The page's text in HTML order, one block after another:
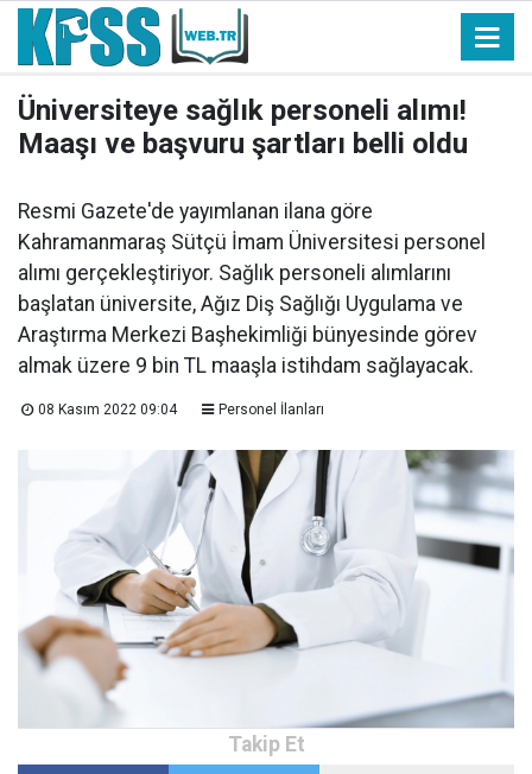
Üniversiteye sağlık personeli alımı!
Maaşı ve başvuru şartları belli oldu
Resmi Gazete'de yayımlanan ilana göre
Kahramanmaraş Sütçü İmam Üniversitesi personel
alımı gerçekleştiriyor. Sağlık personeli alımlarını
başlatan üniversite, Ağız Diş Sağlığı Uygulama ve
Araştırma Merkezi Başhekimliği bünyesinde görev
almak üzere 9 bin TL maaşla istihdam sağlayacak.
08 Kasım 2022 09:04 Personel İlanları